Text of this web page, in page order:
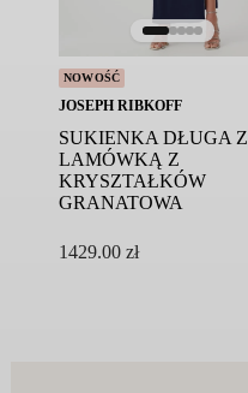
NOWOŚĆ
JOSEPH RIBKOFF
SUKIENKA DŁUGA Z
LAMÓWKĄ Z
KRYSZTAŁKÓW
GRANATOWA
1429.00 zł